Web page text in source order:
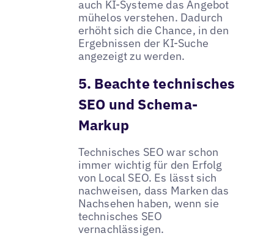
auch KI-Systeme das Angebot
mühelos verstehen. Dadurch
erhöht sich die Chance, in den
Ergebnissen der KI-Suche
angezeigt zu werden.
5. Beachte technisches
SEO und Schema-
Markup
Technisches SEO war schon
immer wichtig für den Erfolg
von Local SEO. Es lässt sich
nachweisen, dass Marken das
Nachsehen haben, wenn sie
technisches SEO
vernachlässigen.